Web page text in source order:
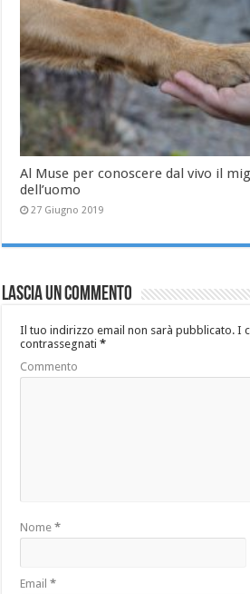
Al Muse per conoscere dal vivo il
dell’uomo
27 Giugno 2019
Lascia un commento
Il tuo indirizzo email non sarà pubblicato. I
contrassegnati*
Commento
Nome*
Email*